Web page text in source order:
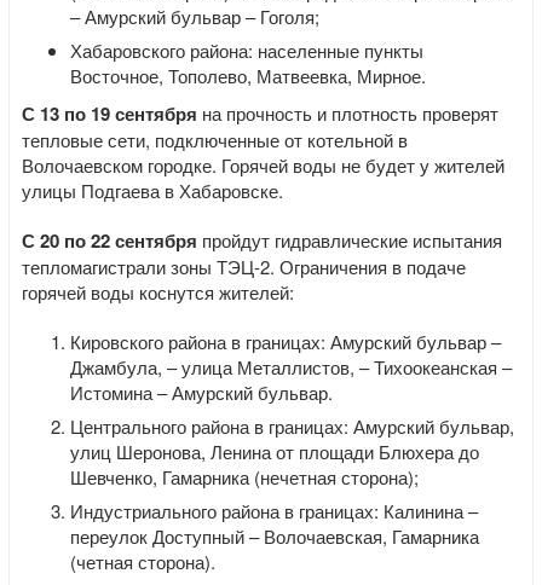
– Амурский бульвар – Гоголя;
Хабаровского района: населенные пункты
Восточное, Тополево, Матвеевка, Мирное.
С 13 по 19 сентября на прочность и плотность проверят
тепловые сети, подключенные от котельной в
Волочаевском городке. Горячей воды не будет у жителей
улицы Подгаева в Хабаровске.
С 20 по 22 сентября пройдут гидравлические испытания
тепломагистрали зоны ТЭЦ-2. Ограничения в подаче
горячей воды коснутся жителей:
Кировского района в границах: Амурский бульвар –
Джамбула, – улица Металлистов, – Тихоокеанская –
Истомина – Амурский бульвар.
Центрального района в границах: Амурский бульвар,
улиц Шеронова, Ленина от площади Блюхера до
Шевченко, Гамарника (нечетная сторона);
Индустриального района в границах: Калинина –
переулок Доступный – Волочаевская, Гамарника
(четная сторона).